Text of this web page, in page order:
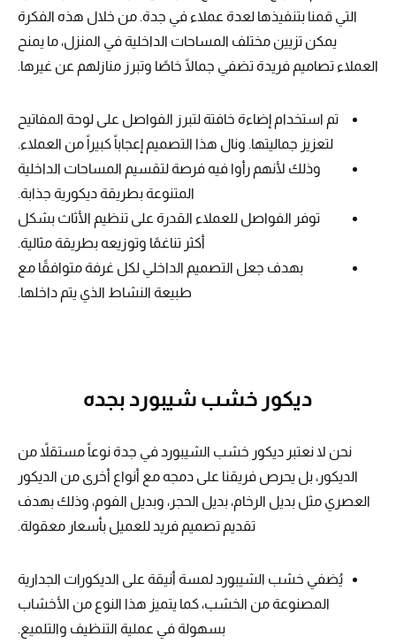
التي قمنا بتنفيذها لعدة عملاء في جدة. من خلال هذه الفكرة
يمكن تزيين مختلف المساحات الداخلية في المنزل، ما يمنح
العملاء تصاميم فريدة تضفي جمالًا خاصًا وتبرز منازلهم عن غيرها.
تم استخدام إضاءة خافتة لتبرز الفواصل على لوحة المفاتيح
لتعزيز جماليتها. ونال هذا التصميم إعجاباً كبيراً من العملاء.
وذلك لأنهم رأوا فيه فرصة لتقسيم المساحات الداخلية
المتنوعة بطريقة ديكورية جذابة.
توفر الفواصل للعملاء القدرة على تنظيم الأثاث بشكل
أكثر تناغمًا وتوزيعه بطريقة مثالية.
بهدف جعل التصميم الداخلي لكل غرفة متوافقًا مع
طبيعة النشاط الذي يتم داخلها.
ديكور خشب شيبورد بجده
نحن لا نعتبر ديكور خشب الشيبورد في جدة نوعاً مستقلاً من
الديكور، بل يحرص فريقنا على دمجه مع أنواع أخرى من الديكور
العصري مثل بديل الرخام، بديل الحجر، وبديل الفوم، وذلك بهدف
تقديم تصميم فريد للعميل بأسعار معقولة.
يُضفي خشب الشيبورد لمسة أنيقة على الديكورات الجدارية
المصنوعة من الخشب، كما يتميز هذا النوع من الأخشاب
بسهولة في عملية التنظيف والتلميع.